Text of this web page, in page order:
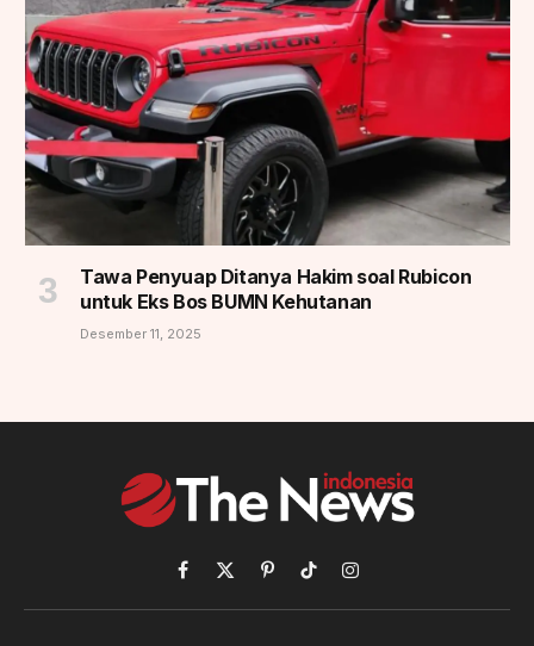
Tawa Penyuap Ditanya Hakim soal Rubicon
untuk Eks Bos BUMN Kehutanan
Desember 11, 2025
Facebook
X
(Twitter)
PinterestTikTokInstagram